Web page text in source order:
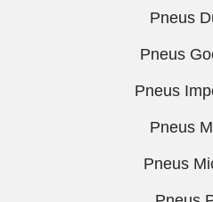
Pneus
Pneus
Pneus
Pneus
Pneus